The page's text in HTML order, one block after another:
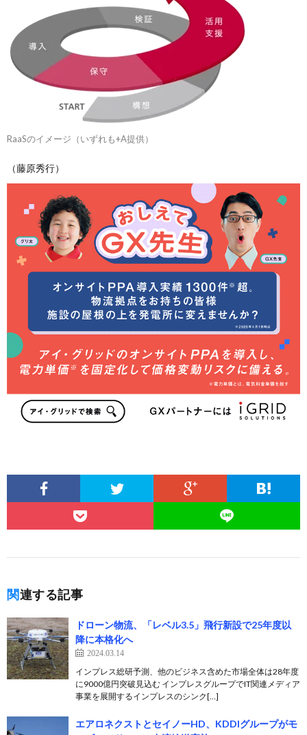
RaaSのイメージ（いずれも+A提供）
（藤原秀行）
関連する記事
ドローン物流、「レベル3.5」飛行新設で25年度以
降に本格化へ
2024.03.14
インプレス総研予測、他のビジネス含めた市場全体は28年度
に9000億円突破見込む インプレスグループでIT関連メディア
事業を展開するインプレスのシンク[…]
エアロネクストとセイノーHD、KDDIグループがモ